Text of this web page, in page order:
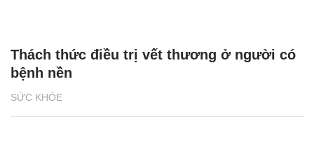
SỨC KHỎE
Thách thức điều trị vết thương ở người có
bệnh nền